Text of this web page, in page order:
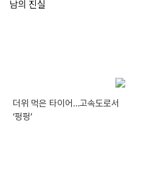
더위 먹은 타이어…고속도로서
‘펑펑’